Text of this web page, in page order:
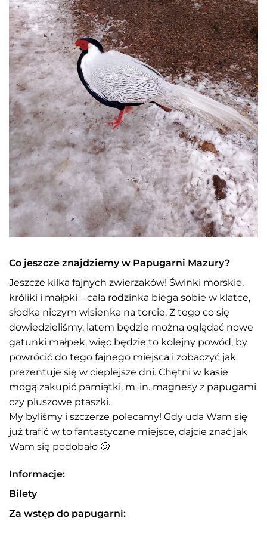
Co jeszcze znajdziemy w Papugarni Mazury?
Jeszcze kilka fajnych zwierzaków! Świnki morskie,
króliki i małpki – cała rodzinka biega sobie w klatce,
słodka niczym wisienka na torcie. Z tego co się
dowiedzieliśmy, latem będzie można oglądać nowe
gatunki małpek, więc będzie to kolejny powód, by
powrócić do tego fajnego miejsca i zobaczyć jak
prezentuje się w cieplejsze dni. Chętni w kasie
mogą zakupić pamiątki, m. in. magnesy z papugami
czy pluszowe ptaszki.
My byliśmy i szczerze polecamy! Gdy uda Wam się
już trafić w to fantastyczne miejsce, dajcie znać jak
Wam się podobało 🙂
Informacje:
Bilety
Za wstęp do papugarni: